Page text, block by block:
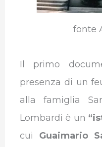
fonte
Il primo
presenza di un
alla famiglia
Lombardi è un
cui Guaimario